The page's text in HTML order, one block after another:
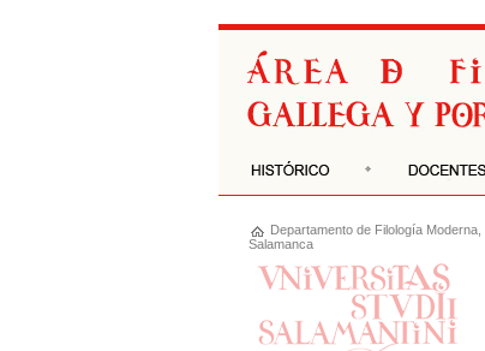
Departamento de Filología Moderna
Salamanca